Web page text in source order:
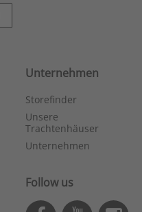
Unternehmen
Storefinder
Unsere
Trachtenhäuser
Unternehmen
Follow us